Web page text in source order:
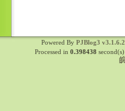
Powered By PJBlog3
Processed in 0.398438